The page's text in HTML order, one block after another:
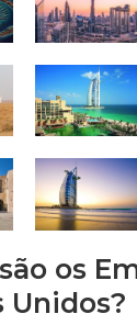
os
Unidos?